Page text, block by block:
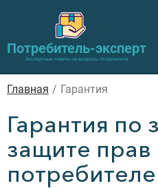
Потребитель-эксперт
Экспертные ответы на вопросы потребителя
Главная / Гарантия
Гарантия по
защите прав